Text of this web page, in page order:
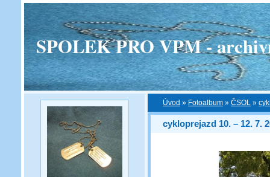
SPOLEK PRO VPM -
Úvod » Fotoalbum » ČSOL »
cykloprejazd 10. – 12. 7.